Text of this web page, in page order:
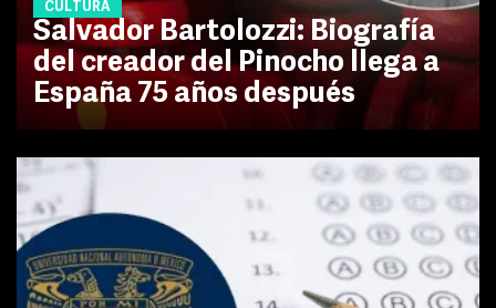
CULTURA
Salvador Bartolozzi: Biografía
del creador del Pinocho llega a
España 75 años después